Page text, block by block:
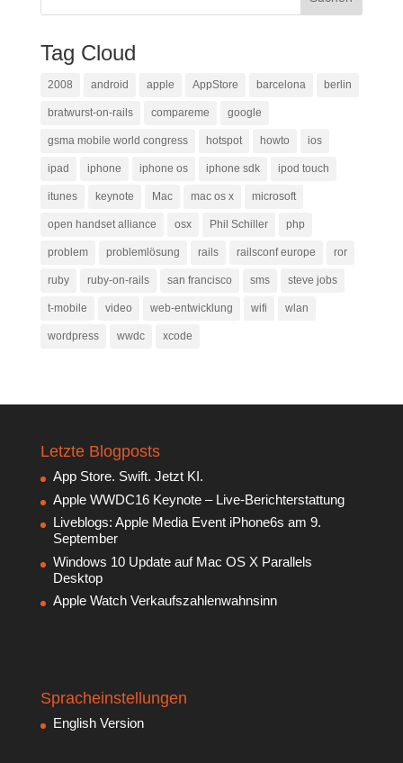
Tag Cloud
2008 android apple AppStore barcelona berlin
bratwurst-on-rails compareme google
gsma mobile world congress hotspot howto ios
ipad iphone iphone os iphone sdk ipod touch
itunes keynote Mac mac os x microsoft
open handset alliance osx Phil Schiller php
problem problemlösung rails railsconf europe ror
ruby ruby-on-rails san francisco sms steve jobs
t-mobile video web-entwicklung wifi wlan
wordpress wwdc xcode
Letzte Blogposts
App Store. Swift. Jetzt KI.
Apple WWDC16 Keynote – Live-Berichterstattung
Liveblogs: Apple Media Event iPhone6s am 9.
September
Windows 10 Update auf Mac OS X Parallels
Desktop
Apple Watch Verkaufszahlenwahnsinn
Spracheinstellungen
English Version